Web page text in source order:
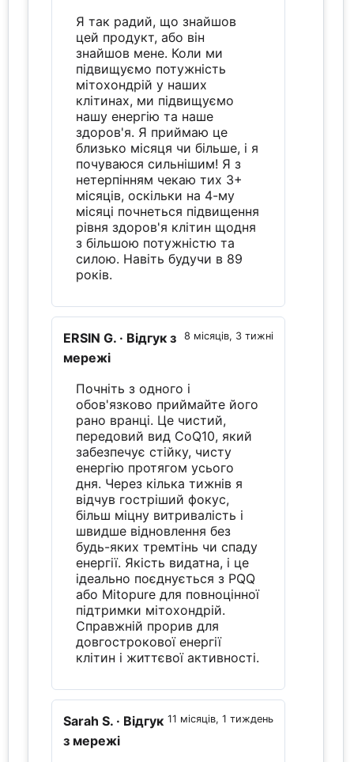
Я так радий, що знайшов
цей продукт, або він
знайшов мене. Коли ми
підвищуємо потужність
мітохондрій у наших
клітинах, ми підвищуємо
нашу енергію та наше
здоров'я. Я приймаю це
близько місяця чи більше, і я
почуваюся сильнішим! Я з
нетерпінням чекаю тих 3+
місяців, оскільки на 4-му
місяці почнеться підвищення
рівня здоров'я клітин щодня
з більшою потужністю та
силою. Навіть будучи в 89
років.
8 місяців, 3 тижні
ERSIN G. · Відгук з
мережі
Почніть з одного і
обов'язково приймайте його
рано вранці. Це чистий,
передовий вид CoQ10, який
забезпечує стійку, чисту
енергію протягом усього
дня. Через кілька тижнів я
відчув гостріший фокус,
більш міцну витривалість і
швидше відновлення без
будь-яких тремтінь чи спаду
енергії. Якість видатна, і це
ідеально поєднується з PQQ
або Mitopure для повноцінної
підтримки мітохондрій.
Справжній прорив для
довгострокової енергії
клітин і життєвої активності.
11 місяців, 1 тиждень
Sarah S. · Відгук
з мережі